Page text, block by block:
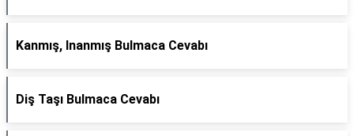
Kanmış, Inanmış Bulmaca Cevabı
Diş Taşı Bulmaca Cevabı